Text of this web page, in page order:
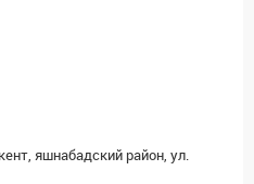
яшнабадский район, ул.